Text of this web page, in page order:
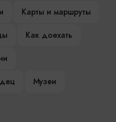
Карты и маршруты
Как доехать
Музеи